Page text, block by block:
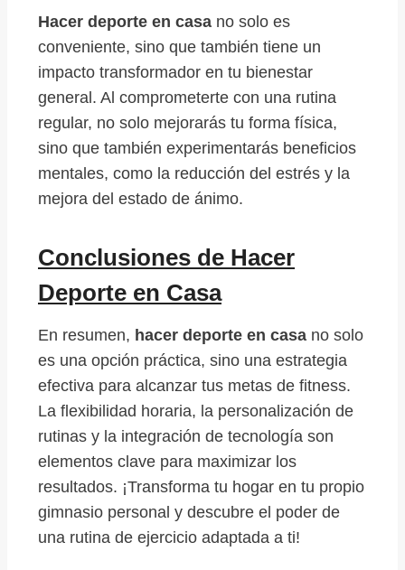
Hacer deporte en casa no solo es
conveniente, sino que también tiene un
impacto transformador en tu bienestar
general. Al comprometerte con una rutina
regular, no solo mejorarás tu forma física,
sino que también experimentarás beneficios
mentales, como la reducción del estrés y la
mejora del estado de ánimo.
Conclusiones de Hacer
Deporte en Casa
En resumen, hacer deporte en casa no solo
es una opción práctica, sino una estrategia
efectiva para alcanzar tus metas de fitness.
La flexibilidad horaria, la personalización de
rutinas y la integración de tecnología son
elementos clave para maximizar los
resultados. ¡Transforma tu hogar en tu propio
gimnasio personal y descubre el poder de
una rutina de ejercicio adaptada a ti!